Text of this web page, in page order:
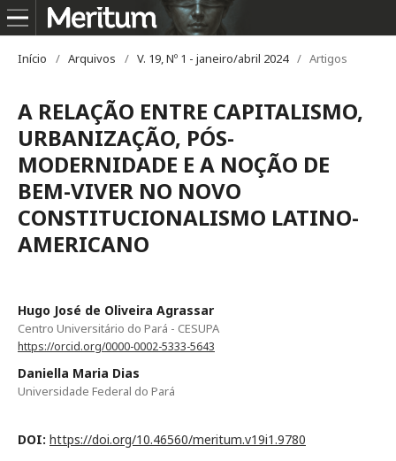
Início / Arquivos / V. 19, Nº 1 - janeiro/abril 2024 / Artigos
A RELAÇÃO ENTRE CAPITALISMO,
URBANIZAÇÃO, PÓS-
MODERNIDADE E A NOÇÃO DE
BEM-VIVER NO NOVO
CONSTITUCIONALISMO LATINO-
AMERICANO
Hugo José de Oliveira Agrassar
Centro Universitário do Pará - CESUPA
https://orcid.org/0000-0002-5333-5643
Daniella Maria Dias
Universidade Federal do Pará
DOI: https://doi.org/10.46560/meritum.v19i1.9780